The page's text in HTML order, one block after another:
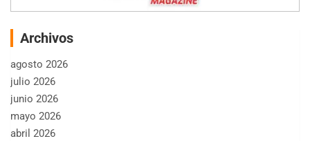
Archivos
agosto 2026
julio 2026
junio 2026
mayo 2026
abril 2026